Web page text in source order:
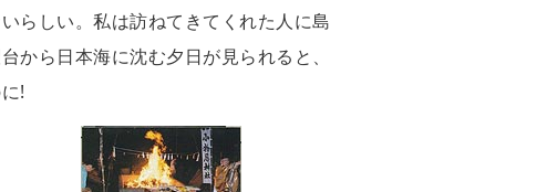
らしい。私は訪ねてきてくれた人に島
から日本海に沈む夕日が見られると、
!